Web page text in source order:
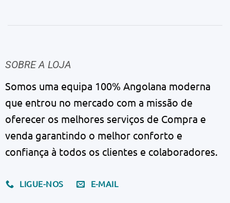
SOBRE A LOJA
Somos uma equipa 100% Angolana moderna
que entrou no mercado com a missão de
oferecer os melhores serviços de Compra e
venda garantindo o melhor conforto e
confiança à todos os clientes e colaboradores.
LIGUE-NOS E-MAIL